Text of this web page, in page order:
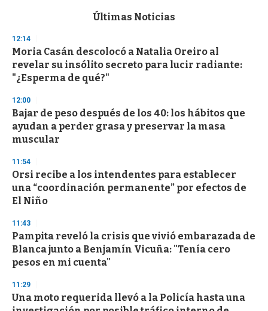
d
s
o
f
s
e
c
o
n
Últimas Noticias
12:14
Moria Casán descolocó a Natalia Oreiro al
revelar su insólito secreto para lucir radiante:
"¿Esperma de qué?"
12:00
Bajar de peso después de los 40: los hábitos que
ayudan a perder grasa y preservar la masa
muscular
11:54
Orsi recibe a los intendentes para establecer
una “coordinación permanente” por efectos de
El Niño
11:43
Pampita reveló la crisis que vivió embarazada de
Blanca junto a Benjamín Vicuña: "Tenía cero
pesos en mi cuenta"
11:29
Una moto requerida llevó a la Policía hasta una